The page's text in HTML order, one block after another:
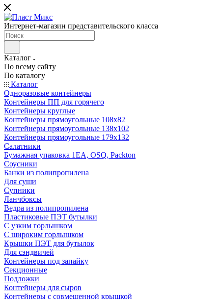
Интернет-магазин представительского класса
Каталог
По всему сайту
По каталогу
Каталог
Одноразовые контейнеры
Контейнеры ПП для горячего
Контейнеры круглые
Контейнеры прямоугольные 108х82
Контейнеры прямоугольные 138х102
Контейнеры прямоугольные 179х132
Салатники
Бумажная упаковка 1ЕА, OSQ, Packton
Соусники
Банки из полипропилена
Для суши
Супники
Ланчбоксы
Ведра из полипропилена
Пластиковые ПЭТ бутылки
С узким горлышком
С широким горлышком
Крышки ПЭТ для бутылок
Для сэндвичей
Контейнеры под запайку
Секционные
Подложки
Контейнеры для сыров
Контейнеры с совмещенной крышкой